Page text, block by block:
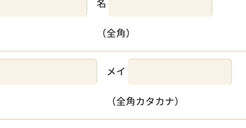
名
（全角）
メイ
（全角カタカナ）